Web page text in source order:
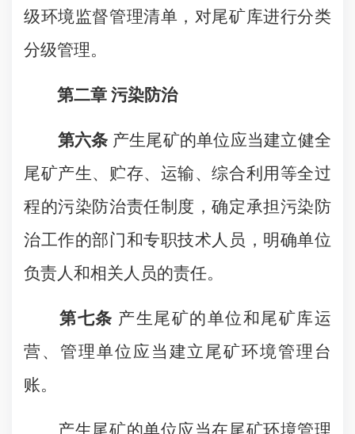
级环境监督管理清单，对尾矿库进行分类
分级管理。
第二章 污染防治
第六条 产生尾矿的单位应当建立健全
尾矿产生、贮存、运输、综合利用等全过
程的污染防治责任制度，确定承担污染防
治工作的部门和专职技术人员，明确单位
负责人和相关人员的责任。
第七条 产生尾矿的单位和尾矿库运
营、管理单位应当建立尾矿环境管理台
账。
产生尾矿的单位应当在尾矿环境管理